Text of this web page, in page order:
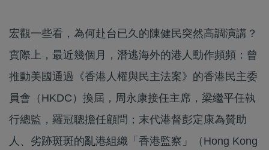
宏觀一些看，為何赴台已久的陳健民突然高調演講？
實際上，最近幾個月，潛逃海外的港人動作頻頻：曾
推動美國通過《香港人權與民主法案》的香港民主委
員會（HKDC）換屆，周永康接任主席，梁繼平任執
行總監，羅冠聰擔任顧問；末代港督彭定康為贊助
人、劣跡斑斑的亂港組織「香港監察」（Hong Kong